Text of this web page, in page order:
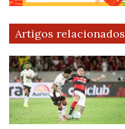
Artigos relacionados